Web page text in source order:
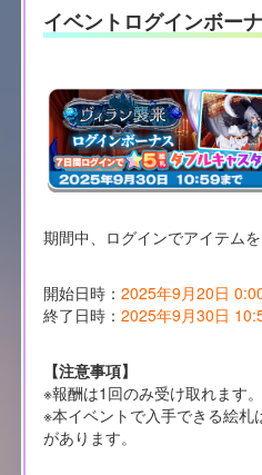
イベントログインボー
期間中、ログインでアイテムを
開始日時： 2025年9月20日
終了日時： 2025年9月30日
【注意事項】
※報酬は1回のみ受け取れます。
※本イベントで入手できる絵札
があります。